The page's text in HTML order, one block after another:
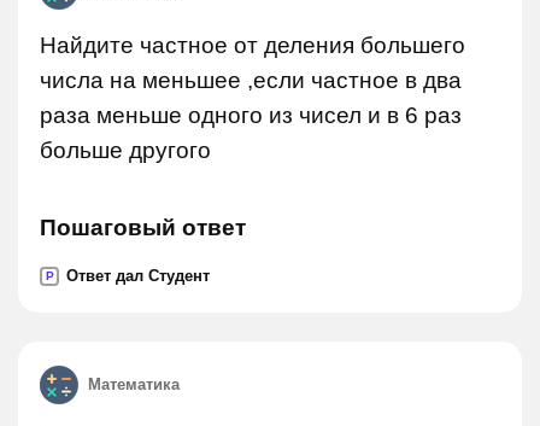
Найдите частное от деления большего
числа на меньшее ,если частное в два
раза меньше одного из чисел и в 6 раз
больше другого
Пошаговый ответ
P Ответ дал Студент
Математика